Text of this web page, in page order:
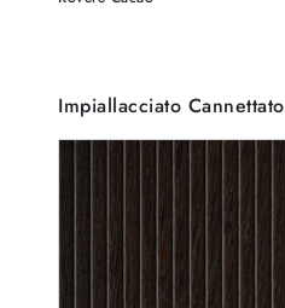
Impiallacciato Cannettato